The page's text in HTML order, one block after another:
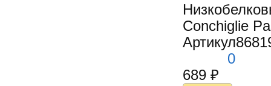
Conchiglie
Артикул
0
689 ₽